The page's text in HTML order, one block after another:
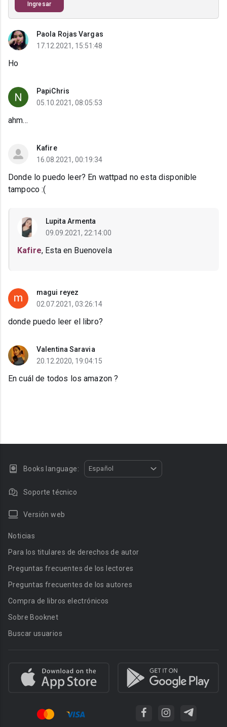
Ingresar
Paola Rojas Vargas
17.12.2021, 15:51:48
Ho
PapiChris
05.10.2021, 08:05:53
ahm...
Kafire
16.08.2021, 00:19:34
Donde lo puedo leer? En wattpad no esta disponible
tampoco :(
Lupita Armenta
09.09.2021, 22:14:00
Kafire, Esta en Buenovela
magui reyez
02.07.2021, 03:26:14
donde puedo leer el libro?
Valentina Saravia
20.12.2020, 19:04:15
En cuál de todos los amazon ?
Books language: Español
Soporte técnico
Versión web
Noticias
Para los titulares de derechos de autor
Preguntas frecuentes de los lectores
Preguntas frecuentes de los autores
Compra de libros electrónicos
Sobre Booknet
Buscar usuarios